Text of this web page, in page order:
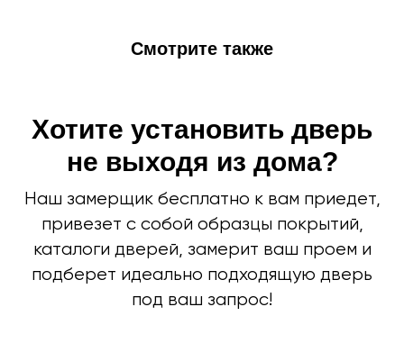
Смотрите также
Хотите установить дверь
не выходя из дома?
Наш замерщик бесплатно к вам приедет,
привезет с собой образцы покрытий,
каталоги дверей, замерит ваш проем и
подберет идеально подходящую дверь
под ваш запрос!
Перегородки на этаж
Технические двери
Термодвери в дом
Межкомнатные двери
Входные двери